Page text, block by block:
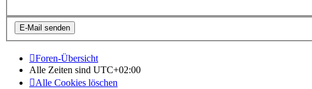
Foren-Übersicht
Alle Zeiten sind UTC+02:00
Alle Cookies löschen